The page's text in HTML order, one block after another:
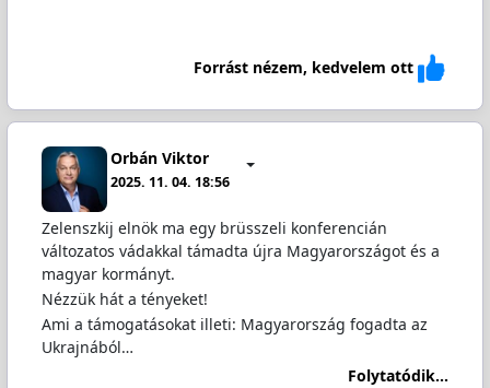
Forrást nézem, kedvelem ott
Orbán Viktor
2025. 11. 04. 18:56
Zelenszkij elnök ma egy brüsszeli konferencián
változatos vádakkal támadta újra Magyarországot és a
magyar kormányt.
Nézzük hát a tényeket!
Ami a támogatásokat illeti: Magyarország fogadta az
Ukrajnából…
Folytatódik...